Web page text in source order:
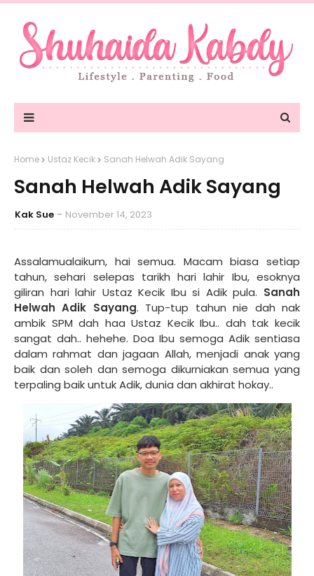
Home Ustaz Kecik Sanah Helwah Adik Sayang
Sanah Helwah Adik Sayang
Kak Sue November 14, 2023
Assalamualaikum, hai semua. Macam biasa setiap
tahun, sehari selepas tarikh hari lahir Ibu, esoknya
giliran hari lahir Ustaz Kecik Ibu si Adik pula. Sanah
Helwah Adik Sayang. Tup-tup tahun nie dah nak
ambik SPM dah haa Ustaz Kecik Ibu.. dah tak kecik
sangat dah.. hehehe. Doa Ibu semoga Adik sentiasa
dalam rahmat dan jagaan Allah, menjadi anak yang
baik dan soleh dan semoga dikurniakan semua yang
terpaling baik untuk Adik, dunia dan akhirat hokay..